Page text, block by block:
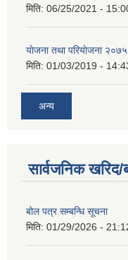
मिति: 06/25/2021 -
याेजना तथा परियाेजना २०७५
मिति: 01/03/2019 -
अन्य
सार्वजनिक
बोल पत्र सम्बन्धि सूचना
मिति: 01/29/2026 -